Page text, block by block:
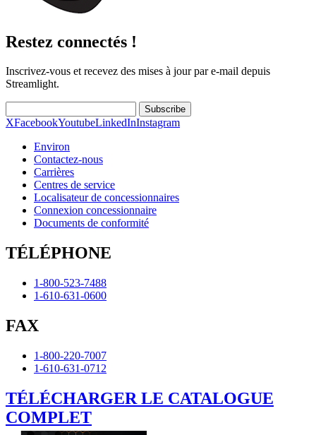
Restez connectés !
Inscrivez-vous et recevez des mises à jour par e-mail depuis
Streamlight.
Subscribe
XFacebookYoutubeLinkedInInstagram
Environ
Contactez-nous
Carrières
Centres de service
Localisateur de concessionnaires
Connexion concessionnaire
Documents de conformité
TÉLÉPHONE
1-800-523-7488
1-610-631-0600
FAX
1-800-220-7007
1-610-631-0712
TÉLÉCHARGER LE CATALOGUE
COMPLET